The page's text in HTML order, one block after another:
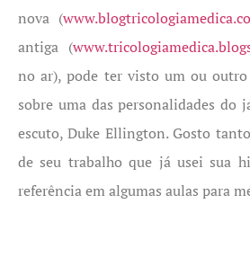
nova (
antiga (
no ar), pode ter visto um ou outro
sobre uma das personalidades do
escuto, Duke Ellington. Gosto
de seu trabalho que já usei sua
referência em algumas aulas para